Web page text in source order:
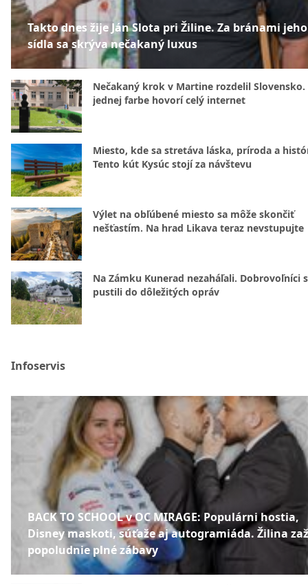
Takto dnes žije Ján Slota pri Žiline. Za bránami jeho
sídla sa skrýva nečakaný luxus
Nečakaný krok v Martine rozdelil Slovensko.
jednej farbe hovorí celý internet
Miesto, kde sa stretáva láska, príroda a
Tento kút Kysúc stojí za návštevu
Výlet na obľúbené miesto sa môže skončiť
nešťastím. Na hrad Likava teraz nevstupujte
Na Zámku Kunerad nezaháľali. Dobrovoľníci
pustili do dôležitých opráv
Infoservis
BACK TO SCHOOL v OC MIRAGE: Populárni hostia,
Disney maskoti, súťaže aj autogramiáda. Žilina
popoludnie plné zábavy